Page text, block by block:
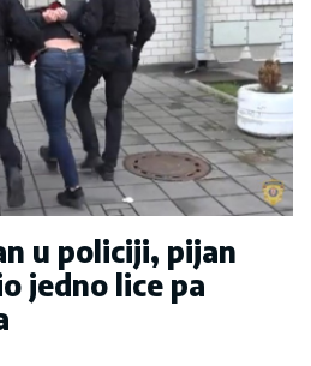
u policiji, pijan
jedno lice pa